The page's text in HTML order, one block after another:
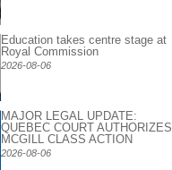
Education takes centre stage at
Royal Commission
2026-08-06
MAJOR LEGAL UPDATE:
QUEBEC COURT AUTHORIZES
MCGILL CLASS ACTION
2026-08-06